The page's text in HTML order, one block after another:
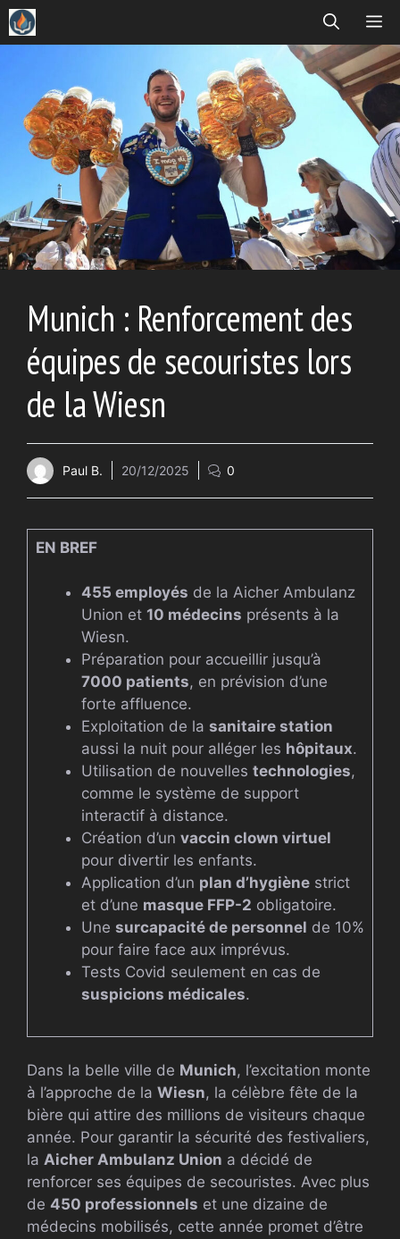
Aller
au
Munich : Renforcement des
équipes de secouristes lors
de la Wiesn
Paul B. 20/12/2025 0
EN BREF
455 employés de la Aicher Ambulanz
Union et 10 médecins présents à la
Wiesn.
Préparation pour accueillir jusqu’à
7000 patients, en prévision d’une
forte affluence.
Exploitation de la sanitaire station
aussi la nuit pour alléger les hôpitaux.
Utilisation de nouvelles technologies,
comme le système de support
interactif à distance.
Création d’un vaccin clown virtuel
pour divertir les enfants.
Application d’un plan d’hygiènestrict
et d’une masque FFP-2 obligatoire.
Une surcapacité de personnel de 10%
pour faire face aux imprévus.
Tests Covid seulement en cas de
suspicions médicales.
Dans la belle ville de Munich, l’excitation monte
à l’approche de la Wiesn, la célèbre fête de la
bière qui attire des millions de visiteurs chaque
année. Pour garantir la sécurité des festivaliers,
la Aicher Ambulanz Union a décidé de
renforcer ses équipes de secouristes. Avec plus
de 450 professionnels et une dizaine de
médecins mobilisés, cette année promet d’être